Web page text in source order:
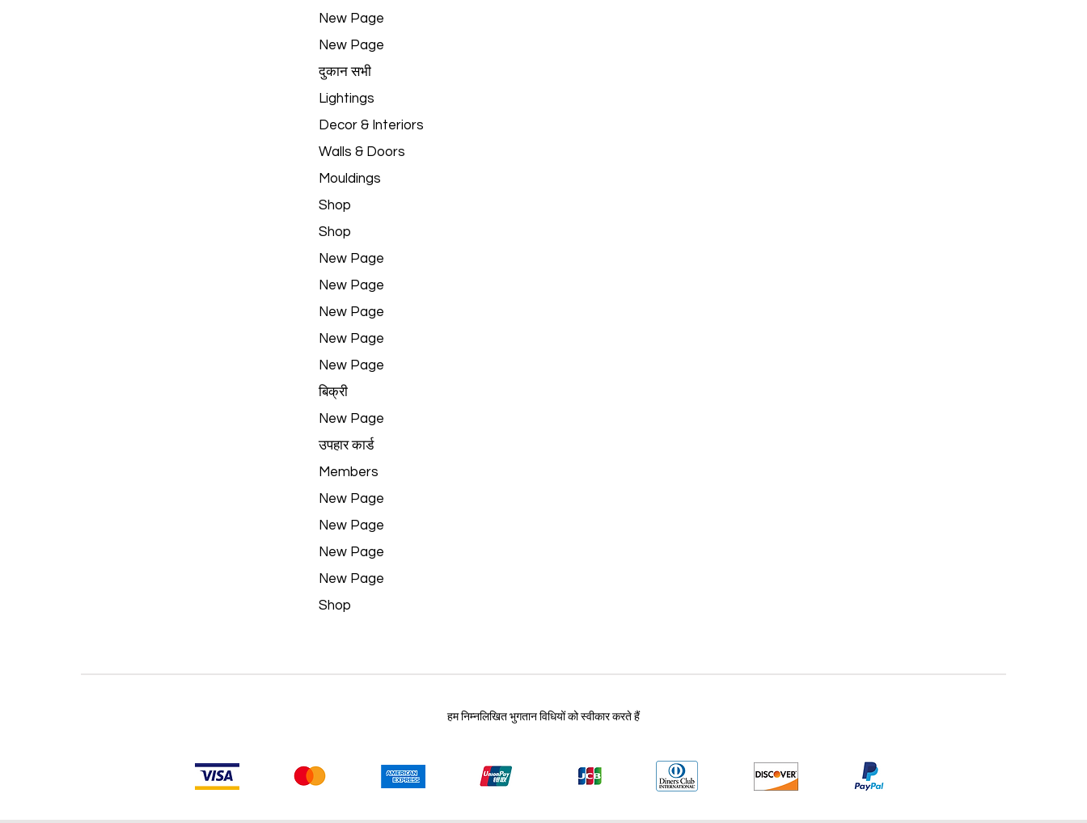
New Page
New Page
दुकान सभी
Lightings
Decor & Interiors
Walls & Doors
Mouldings
Shop
Shop
New Page
New Page
New Page
New Page
New Page
बिक्री
New Page
उपहार कार्ड
Members
New Page
New Page
New Page
New Page
Shop
हम निम्नलिखित भुगतान विधियों को स्वीकार करते हैं